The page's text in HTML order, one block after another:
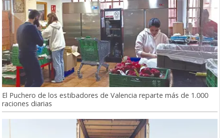
El Puchero de los estibadores de Valencia reparte más de 1.000
raciones diarias